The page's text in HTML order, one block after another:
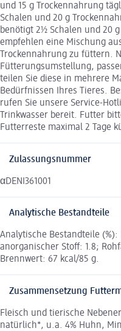
und 15 g Trockennahrung
Schalen und 20 g
benötigt 2½ Schalen und 20
empfehlen eine Mischung
Trockennahrung zu füttern.
Fütterungsumstellung,
teilen Sie diese in mehrere
Bedürfnissen Ihres Tieres.
rufen Sie unsere Service-
Trinkwasser bereit. Futter
Futterreste maximal 2 Tage
Zulassungsnummer
αDENI361001
Analytische Bestandteile
Analytische Bestandteile
anorganischer Stoff: 1.8;
Brennwert: 67 kcal/85 g.
Zusammensetzung
Fleisch und tierische
natürlich*, u.a. 4% Huhn,